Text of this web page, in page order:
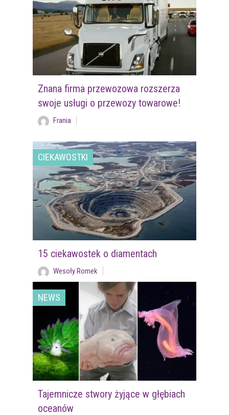
Znana firma przewozowa rozszerza
swoje usługi o przewozy towarowe!
Frania
CIEKAWOSTKI
15 ciekawostek o diamentach
Wesoły Romek
NEWS
Tajemnicze stwory żyjące w głębiach
oceanów